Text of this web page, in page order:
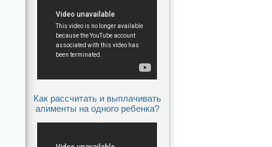
Как рассчитать и выплачивать
алименты на одного ребенка?